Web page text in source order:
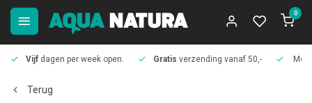
0
Vijf dagen per week open. Gratis verzending vanaf 50,-
Terug